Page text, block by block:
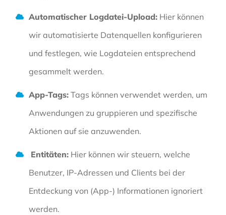
Automatischer Logdatei-Upload: Hier können
wir automatisierte Datenquellen konfigurieren
und festlegen, wie Logdateien entsprechend
gesammelt werden.
App-Tags: Tags können verwendet werden, um
Anwendungen zu gruppieren und spezifische
Aktionen auf sie anzuwenden.
Entitäten: Hier können wir steuern, welche
Benutzer, IP-Adressen und Clients bei der
Entdeckung von (App-) Informationen ignoriert
werden.